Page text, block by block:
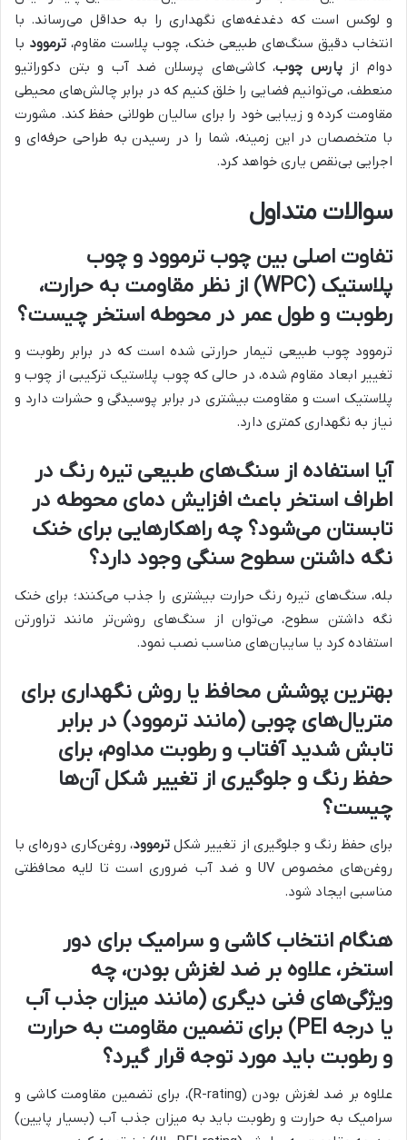
و لوکس است که دغدغه‌های نگهداری را به حداقل می‌رساند. با
انتخاب دقیق سنگ‌های طبیعی خنک، چوب پلاست مقاوم، ترموود با
دوام ازپارس چوب، کاشی‌های پرسلان ضد آب و بتن دکوراتیو
منعطف، می‌توانیم فضایی را خلق کنیم که در برابر چالش‌های محیطی
مقاومت کرده و زیبایی خود را برای سالیان طولانی حفظ کند. مشورت
با متخصصان در این زمینه، شما را در رسیدن به طراحی حرفه‌ای و
اجرایی بی‌نقص یاری خواهد کرد.
سوالات متداول
تفاوت اصلی بین چوب ترموود و چوب
پلاستیک (WPC) از نظر مقاومت به حرارت،
رطوبت و طول عمر در محوطه استخر چیست؟
ترموود چوب طبیعی تیمار حرارتی شده است که در برابر رطوبت و
تغییر ابعاد مقاوم شده، در حالی که چوب پلاستیک ترکیبی از چوب و
پلاستیک است و مقاومت بیشتری در برابر پوسیدگی و حشرات دارد و
نیاز به نگهداری کمتری دارد.
آیا استفاده از سنگ‌های طبیعی تیره رنگ در
اطراف استخر باعث افزایش دمای محوطه در
تابستان می‌شود؟ چه راهکارهایی برای خنک
نگه داشتن سطوح سنگی وجود دارد؟
بله، سنگ‌های تیره رنگ حرارت بیشتری را جذب می‌کنند؛ برای خنک
نگه داشتن سطوح، می‌توان از سنگ‌های روشن‌تر مانند تراورتن
استفاده کرد یا سایبان‌های مناسب نصب نمود.
بهترین پوشش محافظ یا روش نگهداری برای
متریال‌های چوبی (مانند ترموود) در برابر
تابش شدید آفتاب و رطوبت مداوم، برای
حفظ رنگ و جلوگیری از تغییر شکل آن‌ها
چیست؟
برای حفظ رنگ و جلوگیری از تغییر شکل ترموود، روغن‌کاری دوره‌ای با
روغن‌های مخصوص UV و ضد آب ضروری است تا لایه محافظتی
مناسبی ایجاد شود.
هنگام انتخاب کاشی و سرامیک برای دور
استخر، علاوه بر ضد لغزش بودن، چه
ویژگی‌های فنی دیگری (مانند میزان جذب آب
یا درجه PEI) برای تضمین مقاومت به حرارت
و رطوبت باید مورد توجه قرار گیرد؟
علاوه بر ضد لغزش بودن (R-rating)، برای تضمین مقاومت کاشی و
سرامیک به حرارت و رطوبت باید به میزان جذب آب (بسیار پایین)